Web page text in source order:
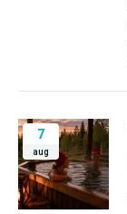
7
aug